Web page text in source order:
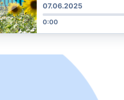
07.06.2025
0:00